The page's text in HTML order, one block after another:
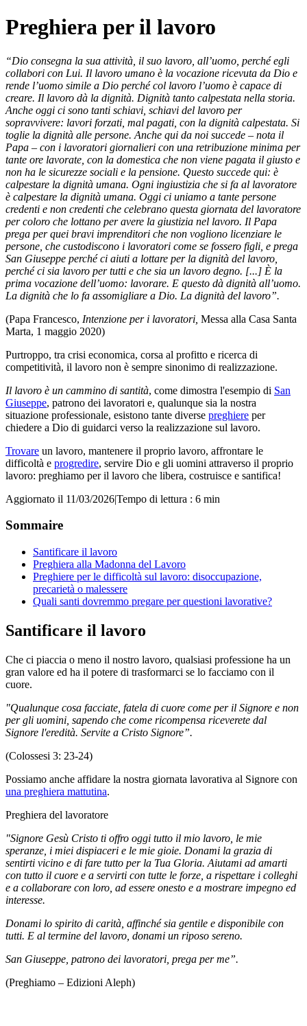
Preghiera per il lavoro
“Dio consegna la sua attività, il suo lavoro, all’uomo, perché egli
collabori con Lui. Il lavoro umano è la vocazione ricevuta da Dio e
rende l’uomo simile a Dio perché col lavoro l’uomo è capace di
creare. Il lavoro dà la dignità. Dignità tanto calpestata nella storia.
Anche oggi ci sono tanti schiavi, schiavi del lavoro per
sopravvivere: lavori forzati, mal pagati, con la dignità calpestata. Si
toglie la dignità alle persone. Anche qui da noi succede – nota il
Papa – con i lavoratori giornalieri con una retribuzione minima per
tante ore lavorate, con la domestica che non viene pagata il giusto e
non ha le sicurezze sociali e la pensione. Questo succede qui: è
calpestare la dignità umana. Ogni ingiustizia che si fa al lavoratore
è calpestare la dignità umana. Oggi ci uniamo a tante persone
credenti e non credenti che celebrano questa giornata del lavoratore
per coloro che lottano per avere la giustizia nel lavoro. Il Papa
prega per quei bravi imprenditori che non vogliono licenziare le
persone, che custodiscono i lavoratori come se fossero figli, e prega
San Giuseppe perché ci aiuti a lottare per la dignità del lavoro,
perché ci sia lavoro per tutti e che sia un lavoro degno. [...] È la
prima vocazione dell’uomo: lavorare. E questo dà dignità all’uomo.
La dignità che lo fa assomigliare a Dio. La dignità del lavoro”.
(Papa Francesco, Intenzione per i lavoratori, Messa alla Casa Santa
Marta, 1 maggio 2020)
Purtroppo, tra crisi economica, corsa al profitto e ricerca di
competitività, il lavoro non è sempre sinonimo di realizzazione.
Il lavoro è un cammino di santità, come dimostra l'esempio di San
Giuseppe, patrono dei lavoratori e, qualunque sia la nostra
situazione professionale, esistono tante diverse preghiere per
chiedere a Dio di guidarci verso la realizzazione sul lavoro.
Trovare un lavoro, mantenere il proprio lavoro, affrontare le
difficoltà e progredire, servire Dio e gli uomini attraverso il proprio
lavoro: preghiamo per il lavoro che libera, costruisce e santifica!
Aggiornato il 11/03/2026|Tempo di lettura : 6 min
Sommaire
Santificare il lavoro
Preghiera alla Madonna del Lavoro
Preghiere per le difficoltà sul lavoro: disoccupazione,
precarietà o malessere
Quali santi dovremmo pregare per questioni lavorative?
Santificare il lavoro
Che ci piaccia o meno il nostro lavoro, qualsiasi professione ha un
gran valore ed ha il potere di trasformarci se lo facciamo con il
cuore.
"Qualunque cosa facciate, fatela di cuore come per il Signore e non
per gli uomini, sapendo che come ricompensa riceverete dal
Signore l'eredità. Servite a Cristo Signore”.
(Colossesi 3: 23-24)
Possiamo anche affidare la nostra giornata lavorativa al Signore con
una preghiera mattutina.
Preghiera del lavoratore
"Signore Gesù Cristo ti offro oggi tutto il mio lavoro, le mie
speranze, i miei dispiaceri e le mie gioie. Donami la grazia di
sentirti vicino e di fare tutto per la Tua Gloria. Aiutami ad amarti
con tutto il cuore e a servirti con tutte le forze, a rispettare i colleghi
e a collaborare con loro, ad essere onesto e a mostrare impegno ed
interesse.
Donami lo spirito di carità, affinché sia gentile e disponibile con
tutti. E al termine del lavoro, donami un riposo sereno.
San Giuseppe, patrono dei lavoratori, prega per me”.
(Preghiamo – Edizioni Aleph)